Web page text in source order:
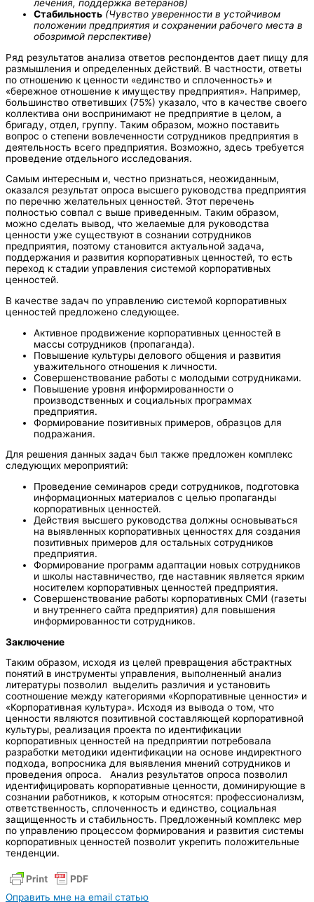
лечения, поддержка ветеранов)
Стабильность (Чувство уверенности в устойчивом
положении предприятия и сохранении рабочего места в
обозримой перспективе)
Ряд результатов анализа ответов респондентов дает пищу для
размышления и определенных действий. В частности, ответы
по отношению к ценности «единство и сплоченность» и
«бережное отношение к имуществу предприятия». Например,
большинство ответивших (75%) указало, что в качестве своего
коллектива они воспринимают не предприятие в целом, а
бригаду, отдел, группу. Таким образом, можно поставить
вопрос о степени вовлеченности сотрудников предприятия в
деятельность всего предприятия. Возможно, здесь требуется
проведение отдельного исследования.
Самым интересным и, честно признаться, неожиданным,
оказался результат опроса высшего руководства предприятия
по перечню желательных ценностей. Этот перечень
полностью совпал с выше приведенным. Таким образом,
можно сделать вывод, что желаемые для руководства
ценности уже существуют в сознании сотрудников
предприятия, поэтому становится актуальной задача,
поддержания и развития корпоративных ценностей, то есть
переход к стадии управления системой корпоративных
ценностей.
В качестве задач по управлению системой корпоративных
ценностей предложено следующее.
Активное продвижение корпоративных ценностей в
массы сотрудников (пропаганда).
Повышение культуры делового общения и развития
уважительного отношения к личности.
Совершенствование работы с молодыми сотрудниками.
Повышение уровня информированности о
производственных и социальных программах
предприятия.
Формирование позитивных примеров, образцов для
подражания.
Для решения данных задач был также предложен комплекс
следующих мероприятий:
Проведение семинаров среди сотрудников, подготовка
информационных материалов с целью пропаганды
корпоративных ценностей.
Действия высшего руководства должны основываться
на выявленных корпоративных ценностях для создания
позитивных примеров для остальных сотрудников
предприятия.
Формирование программ адаптации новых сотрудников
и школы наставничество, где наставник является ярким
носителем корпоративных ценностей предприятия.
Совершенствование работы корпоративных СМИ (газеты
и внутреннего сайта предприятия) для повышения
информированности сотрудников.
Заключение
Таким образом, исходя из целей превращения абстрактных
понятий в инструменты управления, выполненный анализ
литературы позволил выделить различия и установить
соотношение между категориями «Корпоративные ценности» и
«Корпоративная культура». Исходя из вывода о том, что
ценности являются позитивной составляющей корпоративной
культуры, реализация проекта по идентификации
корпоративных ценностей на предприятии потребовала
разработки методики идентификации на основе индиректного
подхода, вопросника для выявления мнений сотрудников и
проведения опроса. Анализ результатов опроса позволил
идентифицировать корпоративные ценности, доминирующие в
сознании работников, к которым относятся: профессионализм,
ответственность, сплоченность и единство, социальная
защищенность и стабильность. Предложенный комплекс мер
по управлению процессом формирования и развития системы
корпоративных ценностей позволит укрепить положительные
тенденции.
Оправить мне на email статью